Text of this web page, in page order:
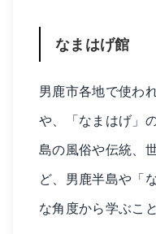
なまはげ館
男鹿市各地で使わ
や、「なまはげ」
島の風俗や伝統、
ど、男鹿半島や「
な角度から学ぶこ